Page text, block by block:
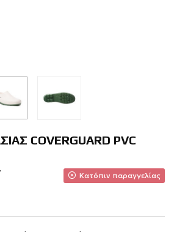
COVERGUARD PVC
Κατόπιν παραγγελίας